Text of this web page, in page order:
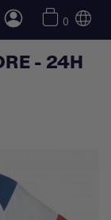
0
- 24H